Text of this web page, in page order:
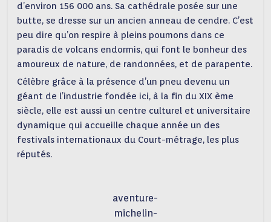
d’environ 156 000 ans. Sa cathédrale posée sur une
butte, se dresse sur un ancien anneau de cendre. C’est
peu dire qu’on respire à pleins poumons dans ce
paradis de volcans endormis, qui font le bonheur des
amoureux de nature, de randonnées, et de parapente.
Célèbre grâce à la présence d’un pneu devenu un
géant de l’industrie fondée ici, à la fin du XIX ème
siècle, elle est aussi un centre culturel et universitaire
dynamique qui accueille chaque année un des
festivals internationaux du Court-métrage, les plus
réputés.
aventure-
michelin-